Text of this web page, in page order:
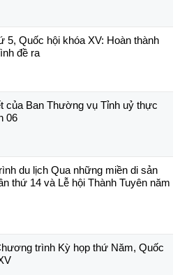
5, Quốc hội khóa XV: Hoàn thành
đề ra
của Ban Thường vụ Tỉnh uỷ thực
06
du lịch Qua những miền di sản
thứ 14 và Lễ hội Thành Tuyên năm
trình Kỳ họp thứ Năm, Quốc